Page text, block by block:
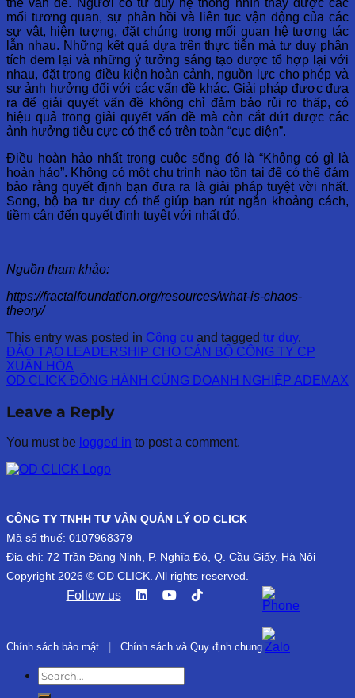
thể vấn đề. Người có tư duy hệ thống nhìn thấy được các
mối tương quan, sự phản hồi và liên tục vận động của các
sự vật, hiện tượng, đặt chúng trong mối quan hệ tương tác
lẫn nhau. Những kết quả dựa trên thực tiễn mà tư duy phân
tích đem lại và những ý tưởng sáng tạo được tổ hợp lại với
nhau, đặt trong điều kiện hoàn cảnh, nguồn lực cho phép và
sự ảnh hưởng đối với các vấn đề khác. Giải pháp được đưa
ra để giải quyết vấn đề không chỉ đảm bảo rủi ro thấp, có
hiệu quả trong giải quyết vấn đề mà còn cắt đứt được các
ảnh hưởng tiêu cực có thể có trên toàn “cục diện”.
Điều hoàn hảo nhất trong cuộc sống đó là “Không có gì là
hoàn hảo”. Không có một chu trình nào tồn tại để có thể đảm
bảo rằng quyết định bạn đưa ra là giải pháp tuyệt vời nhất.
Song, bộ ba tư duy có thể giúp bạn rút ngắn khoảng cách,
tiềm cận đến quyết định tuyệt với nhất đó.
Nguồn tham khảo:
https://fractalfoundation.org/resources/what-is-chaos-
theory/
This entry was posted in Công cụ and tagged tư duy.
ĐÀO TẠO LEADERSHIP CHO CÁN BỘ CÔNG TY CP
XUÂN HÒA
OD CLICK ĐỒNG HÀNH CÙNG DOANH NGHIỆP ADEMAX
Leave a Reply
You must be logged in to post a comment.
CÔNG TY TNHH TƯ VẤN QUẢN LÝ OD CLICK
Mã số thuế: 0107968379
Địa chỉ: 72 Trần Đăng Ninh, P. Nghĩa Đô, Q. Cầu Giấy, Hà Nội
Copyright 2026 © OD CLICK. All rights reserved.
Follow us
Chính sách bảo mật Chính sách và Quy định chung